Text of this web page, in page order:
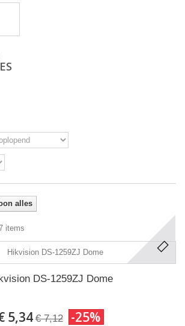
alles
items
DS-1259ZJ Dome
5,34 € 7,12 -25%